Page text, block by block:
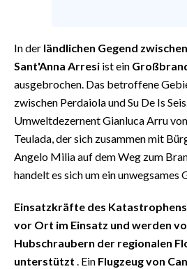
#CARAUNIONE
INSULARITÀ
FOTO
VIDEO
INFO AZIENDE
ABBONATI
In der ländlichen Gegend
Sant'Anna Arresi ist ein
ausgebrochen. Das betroffene
zwischen Perdaiola und Su De Is
Umweltdezernent Gianluca Arru
Teulada, der sich zusammen mit
Angelo Milia auf dem Weg zum
handelt es sich um ein unwegsames
Einsatzkräfte des
vor Ort im Einsatz und werden
Hubschraubern der regionalen
unterstützt . Ein Flugzeug von